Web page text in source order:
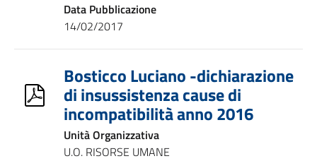
Data Pubblicazione
14/02/2017
Bosticco Luciano -dichiarazione
di insussistenza cause di
incompatibilità anno 2016
Unità Organizzativa
U.O. RISORSE UMANE